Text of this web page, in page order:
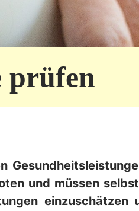
prüfen
und müssen
einzuschätzen